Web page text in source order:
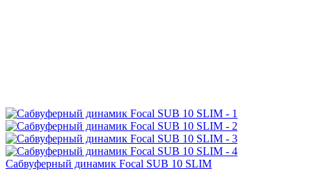
Сабвуферный динамик Focal SUB 10 SLIM